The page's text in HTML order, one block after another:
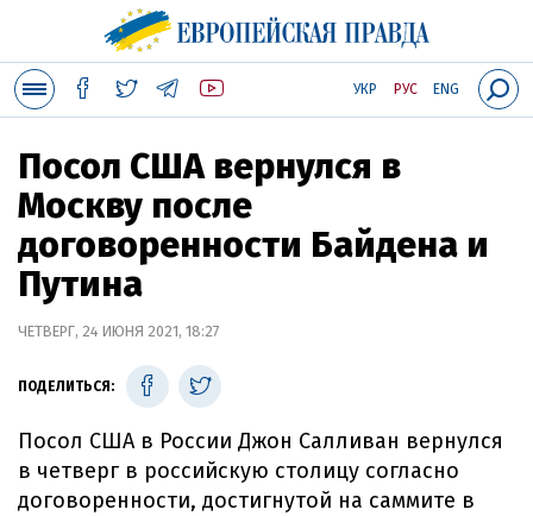
УКР РУС ENG
Посол США вернулся в
Москву после
договоренности Байдена и
Путина
ЧЕТВЕРГ, 24 ИЮНЯ 2021, 18:27
ПОДЕЛИТЬСЯ:
Посол США в России Джон Салливан вернулся
в четверг в российскую столицу согласно
договоренности, достигнутой на саммите в